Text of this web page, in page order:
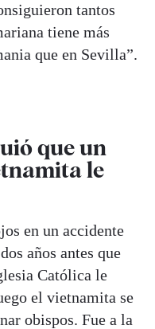
tantos
tiene más
que en Sevilla”.
que un
le
en un accidente
años antes que
Católica le
el vietnamita se
obispos. Fue a la